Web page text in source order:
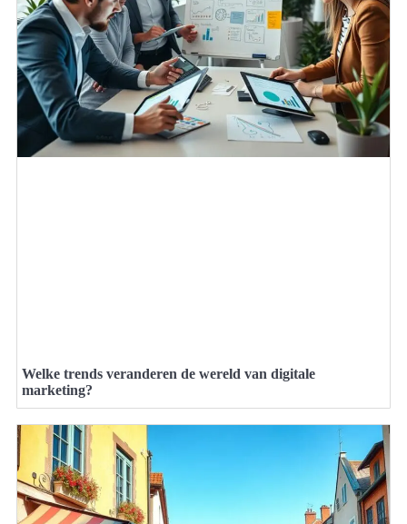
Welke trends veranderen de wereld van digitale
marketing?